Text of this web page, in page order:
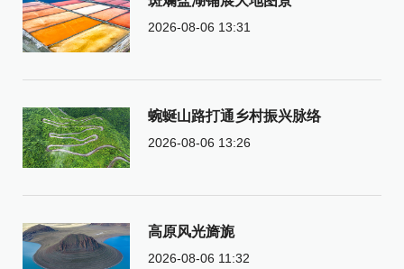
2026-08-06 13:31
蜿蜒山路打通乡村振兴脉络
2026-08-06 13:26
高原风光旖旎
2026-08-06 11:32